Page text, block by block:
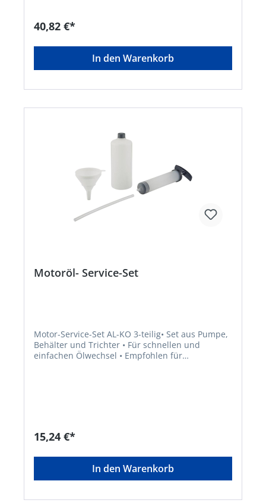
40,82 €*
In den Warenkorb
Motoröl- Service-Set
Motor-Service-Set AL-KO 3-teilig• Set aus Pumpe,
Behälter und Trichter • Für schnellen und
einfachen Ölwechsel • Empfohlen für
15,24 €*
In den Warenkorb